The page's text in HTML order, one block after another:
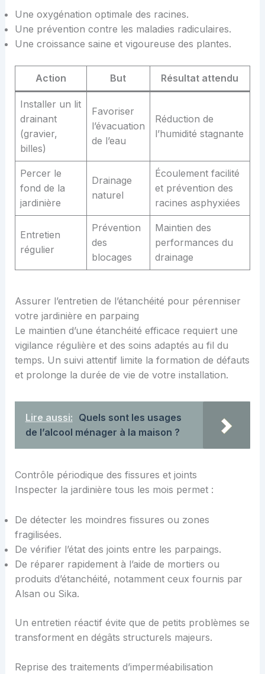
Une oxygénation optimale des racines.
Une prévention contre les maladies radiculaires.
Une croissance saine et vigoureuse des plantes.
Action But Résultat attendu
Installer un lit
drainant
(gravier,
billes)
Favoriser
l’évacuation
de l’eau
Réduction de
l’humidité stagnante
Percer le
fond de la
jardinière
Drainage
naturel
Écoulement facilité
et prévention des
racines asphyxiées
Entretien
régulier
Prévention
des
blocages
Maintien des
performances du
drainage
Assurer l’entretien de l’étanchéité pour pérenniser
votre jardinière en parpaing
Le maintien d’une étanchéité efficace requiert une
vigilance régulière et des soins adaptés au fil du
temps. Un suivi attentif limite la formation de défauts
et prolonge la durée de vie de votre installation.
Lire aussi: Quels sont les usages
de l’alcool ménager à la maison ?
Contrôle périodique des fissures et joints
Inspecter la jardinière tous les mois permet :
De détecter les moindres fissures ou zones
fragilisées.
De vérifier l’état des joints entre les parpaings.
De réparer rapidement à l’aide de mortiers ou
produits d’étanchéité, notamment ceux fournis par
Alsan ou Sika.
Un entretien réactif évite que de petits problèmes se
transforment en dégâts structurels majeurs.
Reprise des traitements d’imperméabilisation